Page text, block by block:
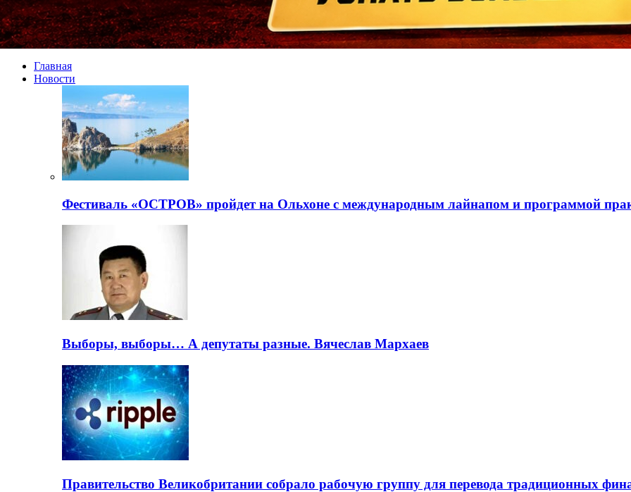
Главная
Новости
Фестиваль «ОСТРОВ» пройдет на Ольхоне с международным лайнапом и программой
Выборы, выборы… А депутаты разные. Вячеслав Мархаев
Правительство Великобритании собрало рабочую группу для перевода традиционных